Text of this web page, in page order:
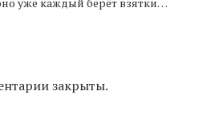
закрыты.